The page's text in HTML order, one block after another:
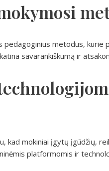
pedagoginius metodus, kurie
savarankiškumą ir
kad mokiniai įgytų įgūdžių,
platformomis ir